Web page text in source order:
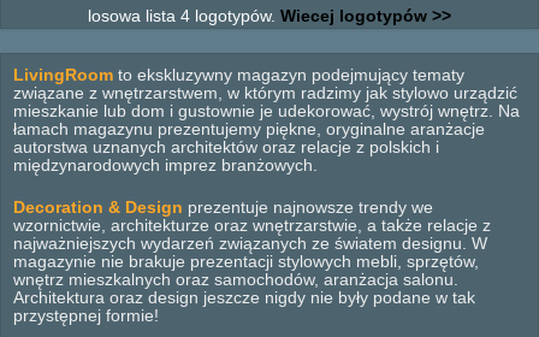
losowa lista 4 logotypów. Wiecej logotypów >>
LivingRoom to ekskluzywny magazyn podejmujący tematy
związane z wnętrzarstwem, w którym radzimy jak stylowo urządzić
mieszkanie lub dom i gustownie je udekorować, wystrój wnętrz. Na
łamach magazynu prezentujemy piękne, oryginalne aranżacje
autorstwa uznanych architektów oraz relacje z polskich i
międzynarodowych imprez branżowych.
Decoration & Design prezentuje najnowsze trendy we
wzornictwie, architekturze oraz wnętrzarstwie, a także relacje z
najważniejszych wydarzeń związanych ze światem designu. W
magazynie nie brakuje prezentacji stylowych mebli, sprzętów,
wnętrz mieszkalnych oraz samochodów, aranżacja salonu.
Architektura oraz design jeszcze nigdy nie były podane w tak
przystępnej formie!